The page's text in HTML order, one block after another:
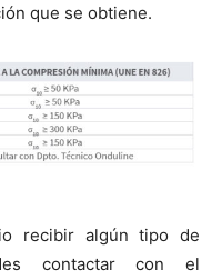
que se obtiene.
recibir algún tipo de
contactar con el